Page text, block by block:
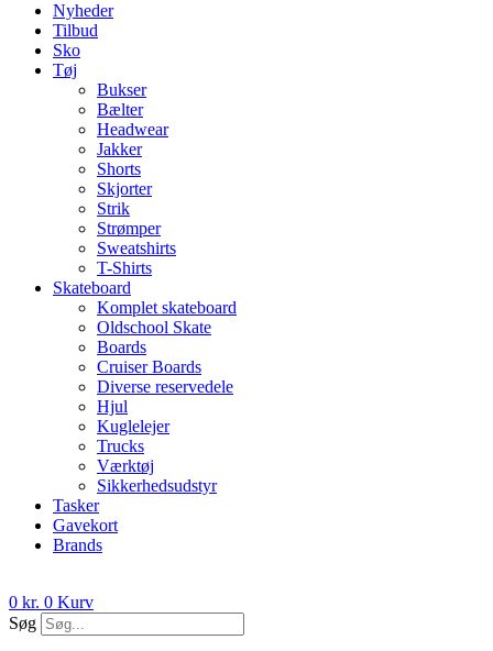
Nyheder
Tilbud
Sko
Tøj
Bukser
Bælter
Headwear
Jakker
Shorts
Skjorter
Strik
Strømper
Sweatshirts
T-Shirts
Skateboard
Komplet skateboard
Oldschool Skate
Boards
Cruiser Boards
Diverse reservedele
Hjul
Kuglelejer
Trucks
Værktøj
Sikkerhedsudstyr
Tasker
Gavekort
Brands
0 kr. 0 Kurv
Søg